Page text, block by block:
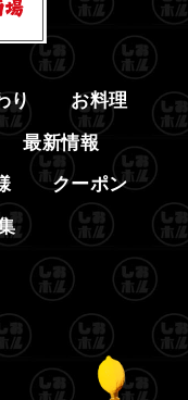
り お料理
最新情報
クーポン